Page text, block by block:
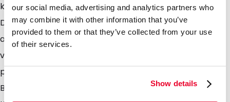
our social media, advertising and analytics partners who
may combine it with other information that you’ve
provided to them or that they’ve collected from your use
of their services.
Show details
können. Die Beutel sind dank dem integrierten
Druckverschluss wiederverschließbar. Sie können
auch mit einem herkömmlichen Heißsiegelgerät
verschweißt und vom Verbraucher dank der
praktischen Aufreißkerbe leicht geöffnet werden. Die
Beutel eignen sich primär für die Verpackung von